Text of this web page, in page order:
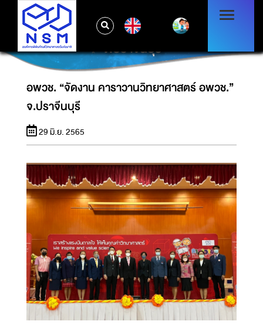
อพวช. “จัดงาน คาราวานวิทยาศาสตร์ อพวช.”
จ.ปราจีนบุรี
อพวช. “จัดงาน คาราวานวิทยาศาสตร์ อพวช.”
จ.ปราจีนบุรี
29 มิ.ย. 2565